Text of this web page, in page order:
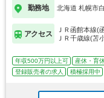
勤務地 北海道 札幌市
アクセス
ＪＲ函館本線(
ＪＲ千歳線(苫
年収500万円以上可 産休・育
登録販売者の求人
積極採用中